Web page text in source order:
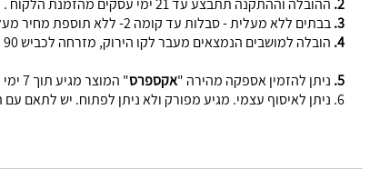
2. ההובלה וההתקנה תתבצע עד 21 ימי עסקים מהזמנת הלקוח . ההזמנות ישלח במאיל עם כל פרטי הלקוח.
3. בבתים ללא מעלית - סבלות עד קומה 2- ללא תוספת מחיר מעל קומה 2 (ללא מעלית) תוספת של 50 ש"ח עבור כל דגם וכל קומה (או חלק ממנה), ישולם ישירות לסבל.
4. הובלה למושבים הנמצאים מעבר לקו הירוק, מזרחה לכביש 90 (רמת הגולן), בעוטף עזה (דרומה מכביש 25), מעבר לבאר שבע (ערד, דימונה, ירוחם) - תוספת 50 ש"ח עבור כל מוצר, ישולם במזומן ישירות למוביל.
5. ניתן להזמין אספקה מהירה "אקספרס" המוצר מגיע תוך 7 ימי עסקים מיום קבלת ההזמנה בתוספת 90 ש"ח במזומן למוביל (השרות עובד מבאר שבע ועד חדרה).
6. ניתן לאיסוף עצמי. מגיע מפורק ולא ניתן לפתוח. יש לתאם עם המחסן. איסופים בימי שישי בין 8.30-11.00